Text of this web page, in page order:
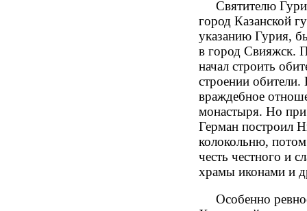
Святителю
город Казанской
указанию Гурия,
в город Свияжск.
начал строить
строении обители.
враждебное
монастыря. Но
Герман построил
колокольню,
честь честного и
храмы иконами и
Особенно